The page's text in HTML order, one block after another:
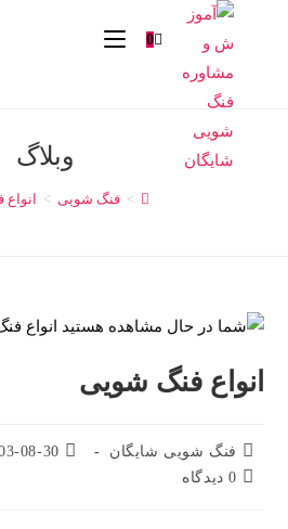
0
وبلاگ
> فنگ شویی >
انواع فنگ شویی
فنگ شویی شایگان 08-30
0 دیدگاه